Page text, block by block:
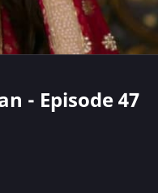
- Episode 47